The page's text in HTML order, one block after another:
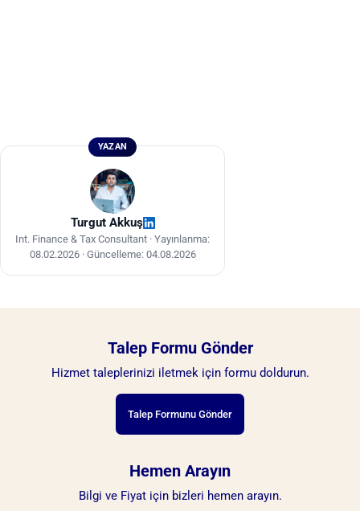
YAZAN
Turgut Akkuş
Int. Finance & Tax Consultant · Yayınlanma:
08.02.2026· Güncelleme: 04.08.2026
Talep Formu Gönder
Hizmet taleplerinizi iletmek için formu doldurun.
Talep Formunu Gönder
Hemen Arayın
Bilgi ve Fiyat için bizleri hemen arayın.